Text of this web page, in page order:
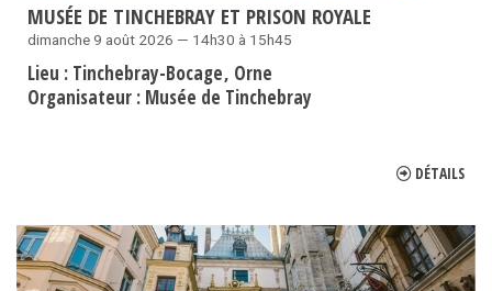
MUSÉE DE TINCHEBRAY ET PRISON ROYALE
dimanche 9 août 2026 — 14h30 à 15h45
Lieu : Tinchebray-Bocage Orne
Organisateur : Musée de Tinchebray
DÉTAILS